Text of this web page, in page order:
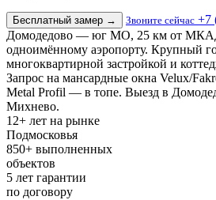
Бесплатный замер → Звоните сейчас +7
Домодедово — юг МО, 25 км от
одноимённому аэропорту. Крупный
многоквартирной застройкой и
Запрос на мансардные окна Velux/
Metal Profil — в топе. Выезд в
Михнево.
12+ лет на рынке
Подмосковья
850+ выполненных
объектов
5 лет гарантии
по договору